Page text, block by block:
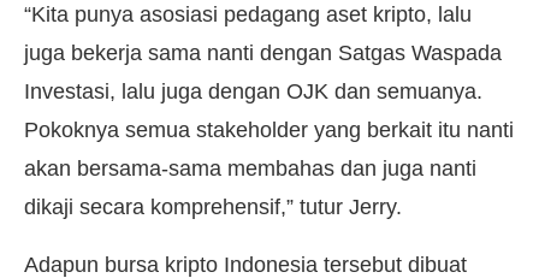
“Kita punya asosiasi pedagang aset kripto, lalu
juga bekerja sama nanti dengan Satgas Waspada
Investasi, lalu juga dengan OJK dan semuanya.
Pokoknya semua stakeholder yang berkait itu nanti
akan bersama-sama membahas dan juga nanti
dikaji secara komprehensif,” tutur Jerry.
Adapun bursa kripto Indonesia tersebut dibuat